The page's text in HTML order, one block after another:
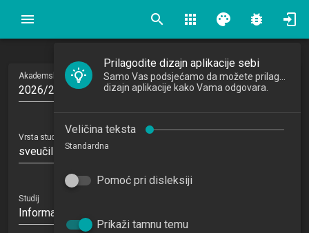
search apps palette bug_report
Akademska godina
2026/2027
Vrsta studija
sveučilišni diplomski
Studij
Informatika u obrazovanju 1.4 (IUO)
Prilagodite dizajn aplikacije sebi
dizajn aplikacije kako Vama odgovara.
Veličina teksta
Standardna
Pomoć pri disleksiji
Prikaži tamnu temu